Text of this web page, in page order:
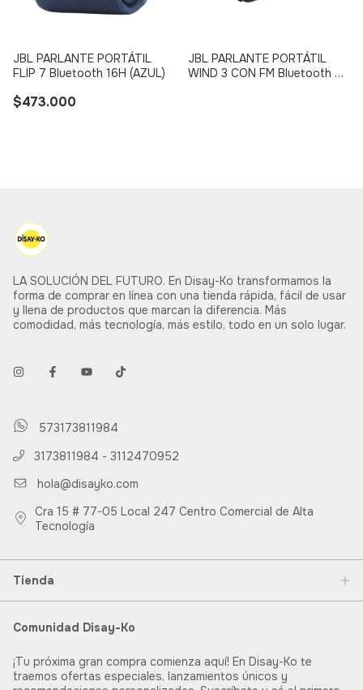
JBL PARLANTE PORTÁTIL
FLIP 7 Bluetooth 16H (AZUL)
$473.000
JBL PARLANTE PORTÁTIL
WIND 3 CON FM Bluetooth 5H
LA SOLUCIÓN DEL FUTURO. En Disay-Ko transformamos la
forma de comprar en línea con una tienda rápida, fácil de usar
y llena de productos que marcan la diferencia. Más
comodidad, más tecnología, más estilo, todo en un solo lugar.
573173811984
3173811984 - 3112470952
hola@disayko.com
Cra 15 # 77-05 Local 247 Centro Comercial de Alta
Tecnología
Tienda
Comunidad Disay-Ko
¡Tu próxima gran compra comienza aquí! En Disay-Ko te
traemos ofertas especiales, lanzamientos únicos y